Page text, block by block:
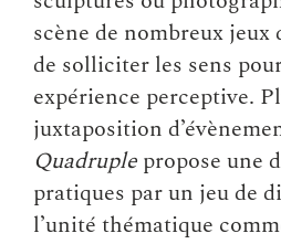
scène de nombreux
de solliciter les sens
expérience perceptive.
juxtaposition
Quadruple propose une
pratiques par un jeu de
l’unité thématique